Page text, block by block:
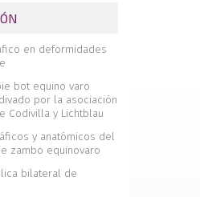
en deformidades
bot equino varo
por la asociación
Codivilla y Lichtblau
y anatómicos del
zambo equinovaro
bilateral de